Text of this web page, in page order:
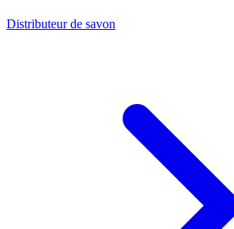
Distributeur de savon